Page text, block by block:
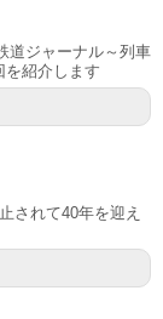
ジャーナル～列車
を紹介します
されて40年を迎え